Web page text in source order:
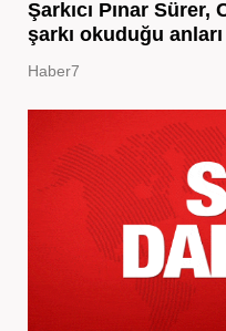
Şarkıcı Pınar
şarkı okuduğu
Haber7